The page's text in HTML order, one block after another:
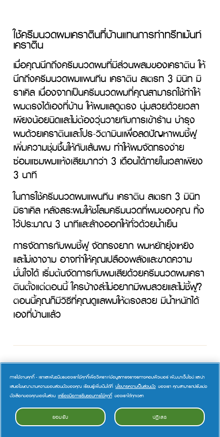
ใช้ครีมนวดผมเคราตินที่บ้านแทนการทำทรีทเม้นท์
เคราติน
เมื่อคุณนึกถึงครีมนวดผมที่มีส่วนผสมของเคราติน ให้
นึกถึงครีมนวดผมแพนทีน เคราติน สเตรท 3 มินิท มิ
ราเคิล เนื่องจากเป็นครีมนวดผมที่คุณสามารถใช้ทำให้
ผมตรงได้เองที่บ้าน ให้ผมแลดูตรง นุ่มสวยด้วยเวลา
เพียงน้อยนิดและไม่ต้องวุ่นวายกับการเข้าร้าน บำรุง
ผมด้วยเคราตินและโปร-วิตามินเเพื่อลดปัญหาผมชี้ฟู
เพิ่มความชุ่มชื้นให้กับเส้นผม ทำให้ผมจัดทรงง่าย
ซ่อมแซมผมแห้งเสียมากว่า 3 เดือนได้ภายในเวลาเพียง
3 นาที
ในการใช้ครีมนวดผมแพนทีน เคราติน สเตรท 3 มินิท
มิราเคิล หลังสระผมให้ชโลมครีมนวดที่ผมของคุณ ทิ้ง
ไว้ประมาณ 3 นาทีและล้างออกให้ทั่วด้วยน้ำเย็น
การจัดการกับผมชี้ฟู จัดทรงยาก ผมหยักยุ่งเหยิง
และไม่เงางาม อาจทำให้คุณเปลืองพลังและขาดความ
มั่นใจได้ เริ่มต้นจัดการกับผมเสียด้วยครีมนวดผมเครา
ตินตั้งแต่ตอนนี้ ใครบ้างล่ะไม่อยากมีผมสวยและไม่ชี้ฟู?
ตอนนี้คุณก็มีวิธีที่คุณดูแลผมให้ตรงสวย มีน้ำหนักได้
แนะนำสำหรับคุณ
ผลิตภัณฑ์ที่เกี่ยวข้อง
การใช้งานคุกกี้ - เราและพันธมิตรของเราใช้คุกกี้เพื่อวิเคราะห์ข้อมูลการจราจรทางคอมพิวเตอร์ พัฒนาเว็บไซต์ และนำ
เสนอโฆษณาตามความชอบส่วนตัวของคุณ เรียนรู้เพิ่มเติมได้ที่ นโยบายความเป็นส่วนตัว ของเรา คุณสามารถปรับแต่ง
ตัวเลือกของคุณเองในส่วน เครื่องมือการยินยอมการใช้คุกกี้ ของเราได้ทุกเวลา
ยอมรับ ปฏิเสธ